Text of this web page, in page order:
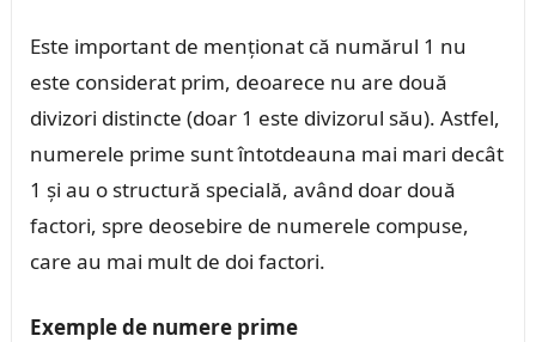
Este important de menționat că numărul 1 nu
este considerat prim, deoarece nu are două
divizori distincte (doar 1 este divizorul său). Astfel,
numerele prime sunt întotdeauna mai mari decât
1 și au o structură specială, având doar două
factori, spre deosebire de numerele compuse,
care au mai mult de doi factori.
Exemple de numere prime